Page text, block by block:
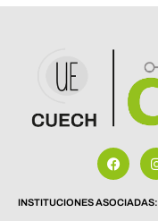
INSTITUCIONES ASOCIADAS: